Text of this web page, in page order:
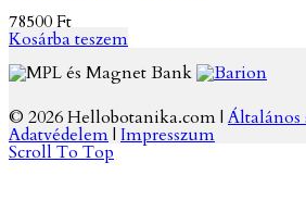
78500Ft
Kosárba teszem
© 2026 Hellobotanika.com |Általános
Adatvédelem| Impresszum
Scroll To Top